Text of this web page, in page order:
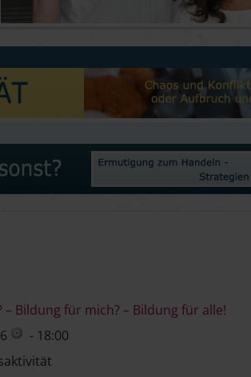
Bildung für mich? – Bildung für alle!
- 18:00